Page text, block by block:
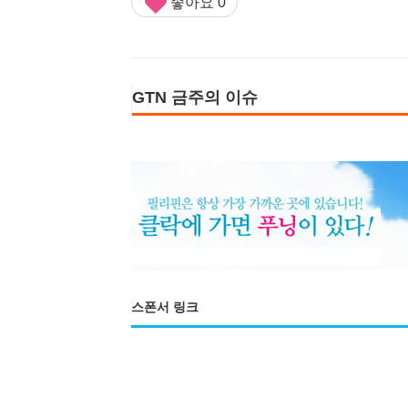
GTN 금주의 이슈
스폰서 링크